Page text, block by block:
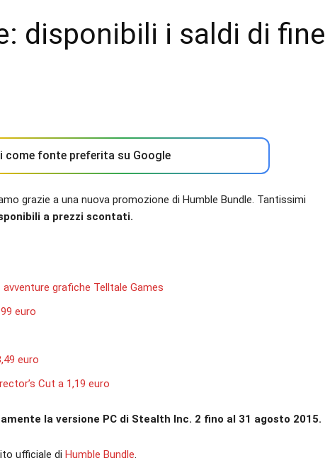
disponibili i saldi di fine
come fonte preferita su Google
grazie a una nuova promozione di Humble Bundle. Tantissimi
a prezzi scontati.
grafiche Telltale Games
euro
euro
Cut a 1,19 euro
la versione PC di Stealth Inc. 2 fino al 31 agosto 2015.
ufficiale di Humble Bundle.